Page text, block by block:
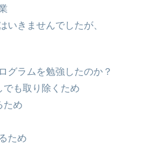
いきませんでしたが、
グラムを勉強したのか？
でも取り除くため
ため
ため